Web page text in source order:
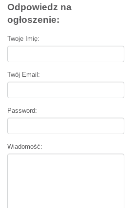
Odpowiedz na
ogłoszenie:
Twoje Imię:
Twój Email:
Password:
Wiadomość: